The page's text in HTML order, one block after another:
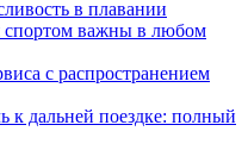
в плавании
спортом важны в любом
с распространением
к дальней поездке: полный